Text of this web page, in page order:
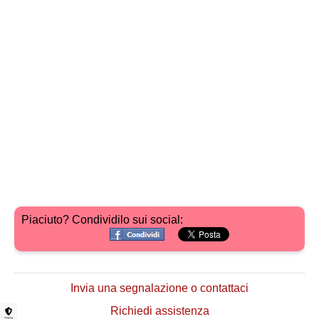
Piaciuto? Condividilo sui social:
Invia una segnalazione o contattaci
Richiedi assistenza